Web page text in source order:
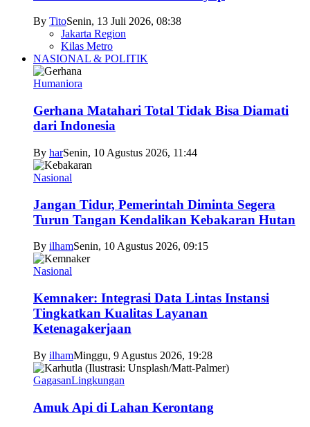
By TitoSenin, 13 Juli 2026, 08:38
Jakarta Region
Kilas Metro
NASIONAL & POLITIK
Humaniora
Gerhana Matahari Total Tidak Bisa Diamati
dari Indonesia
By harSenin, 10 Agustus 2026, 11:44
Nasional
Jangan Tidur, Pemerintah Diminta Segera
Turun Tangan Kendalikan Kebakaran Hutan
By ilhamSenin, 10 Agustus 2026, 09:15
Nasional
Kemnaker: Integrasi Data Lintas Instansi
Tingkatkan Kualitas Layanan
Ketenagakerjaan
By ilhamMinggu, 9 Agustus 2026, 19:28
GagasanLingkungan
Amuk Api di Lahan Kerontang